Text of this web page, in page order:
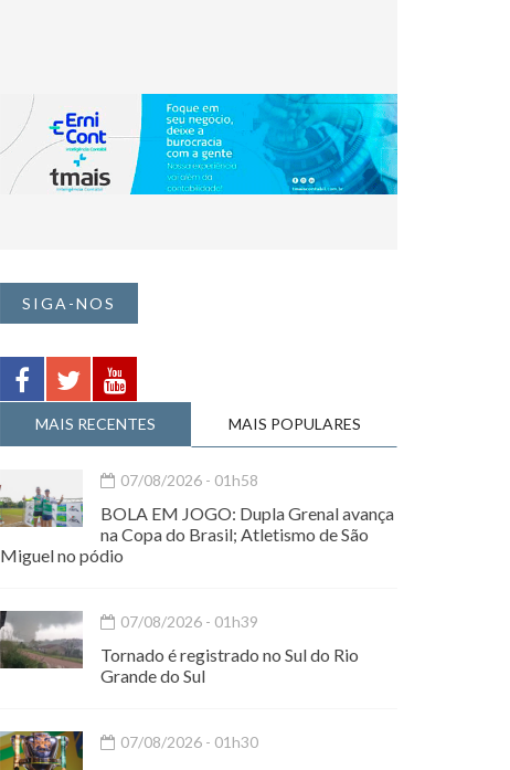
SIGA-NOS
MAIS RECENTES MAIS POPULARES
07/08/2026 - 01h58
BOLA EM JOGO: Dupla Grenal avança
na Copa do Brasil; Atletismo de São
Miguel no pódio
07/08/2026 - 01h39
Tornado é registrado no Sul do Rio
Grande do Sul
07/08/2026 - 01h30